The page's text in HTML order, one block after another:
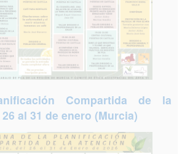
Compartida de la
al 31 de enero (Murcia)